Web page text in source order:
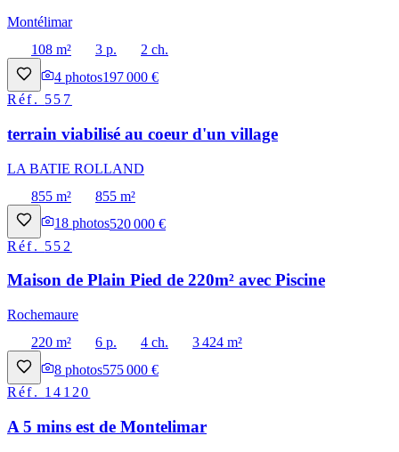
Montélimar
108 m²
3 p.
2 ch.
4 photos197 000 €
Réf. 557
terrain viabilisé au coeur d'un village
LA BATIE ROLLAND
855 m²
855 m²
18 photos520 000 €
Réf. 552
Maison de Plain Pied de 220m² avec Piscine
Rochemaure
220 m²
6 p. 4 ch.
3 424 m²
8 photos575 000 €
Réf. 14120
A 5 mins est de Montelimar